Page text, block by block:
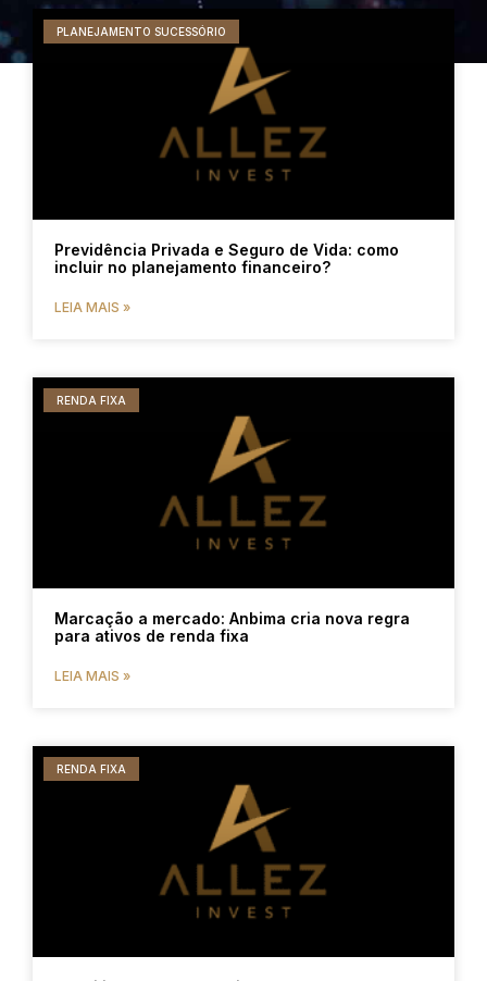
PLANEJAMENTO SUCESSÓRIO
Previdência Privada e Seguro de Vida: como
incluir no planejamento financeiro?
LEIA MAIS »
RENDA FIXA
Marcação a mercado: Anbima cria nova regra
para ativos de renda fixa
LEIA MAIS »
RENDA FIXA